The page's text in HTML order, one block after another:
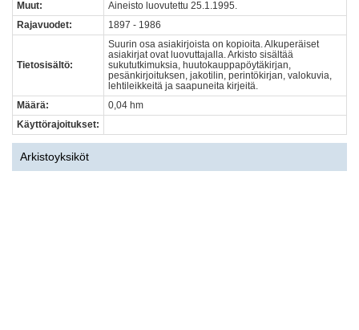
Muut:
Aineisto luovutettu 25.1.1995.
Rajavuodet:
1897 - 1986
Tietosisältö:
Suurin osa asiakirjoista on kopioita. Alkuperäiset
asiakirjat ovat luovuttajalla. Arkisto sisältää
sukututkimuksia, huutokauppapöytäkirjan,
pesänkirjoituksen, jakotilin, perintökirjan, valokuvia,
lehtileikkeitä ja saapuneita kirjeitä.
Määrä:
0,04 hm
Käyttörajoitukset:
Arkistoyksiköt